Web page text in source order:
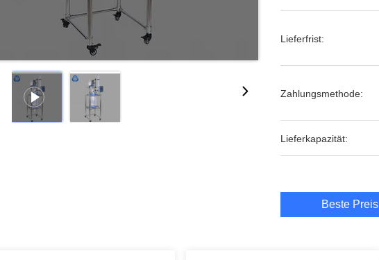
Lieferfrist:
Zahlungsmethode:
Lieferkapazität:
Beste Preis